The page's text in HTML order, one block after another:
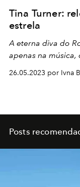
Tina Turner:
estrela
A eterna diva do
apenas na
26.05.2023 por Ivna
Posts